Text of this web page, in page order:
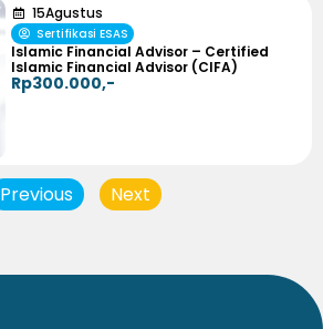
15Agustus
Sertifikasi ESAS
Islamic Financial Advisor – Certified
Islamic Financial Advisor (CIFA)
Rp300.000,-
Previous Next